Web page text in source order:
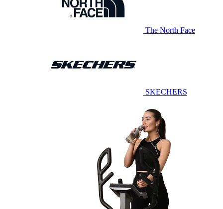
The North Face
SKECHERS